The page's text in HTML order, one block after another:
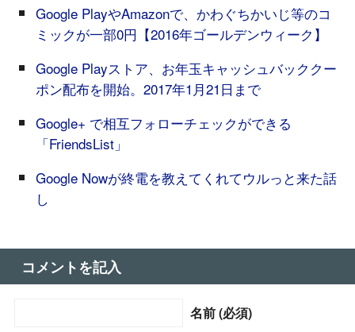
Google PlayやAmazonで、かわぐちかいじ等のコ
ミックが一部0円【2016年ゴールデンウィーク】
Google Playストア、お年玉キャッシュバッククー
ポン配布を開始。2017年1月21日まで
Google+ で相互フォローチェックができる
「FriendsList」
Google Nowが終電を教えてくれてウルっと来た話
し
コメントを記入
名前 (必須)